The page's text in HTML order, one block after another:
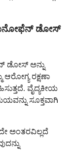
ಡೋಸ್
ಡೋಸ್ ಅನ್ನು
ಆರೋಗ್ಯ ರಕ್ಷಣಾ
ವೈದ್ಯಕೀಯ
ಸೂಕ್ತವಾಗಿ
ಅಂತರವಿಲ್ಲದೆ